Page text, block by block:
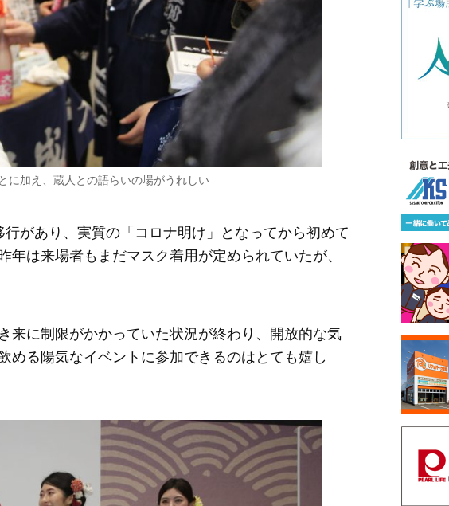
に加え、蔵人との語らいの場がうれしい
があり、実質の「コロナ明け」となってから初めて
は来場者もまだマスク着用が定められていたが、
来に制限がかかっていた状況が終わり、開放的な気
める陽気なイベントに参加できるのはとても嬉し